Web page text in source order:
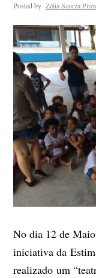
Posted by Zélia Scorza Pires
No dia 12 de
iniciativa da
realizado um